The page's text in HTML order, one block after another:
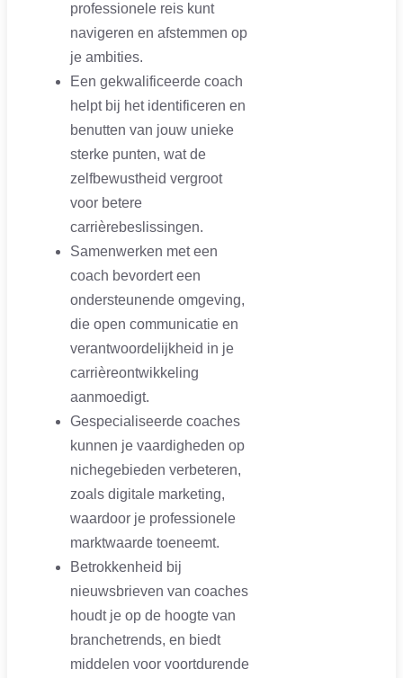
professionele reis kunt
navigeren en afstemmen op
je ambities.
Een gekwalificeerde coach
helpt bij het identificeren en
benutten van jouw unieke
sterke punten, wat de
zelfbewustheid vergroot
voor betere
carrièrebeslissingen.
Samenwerken met een
coach bevordert een
ondersteunende omgeving,
die open communicatie en
verantwoordelijkheid in je
carrièreontwikkeling
aanmoedigt.
Gespecialiseerde coaches
kunnen je vaardigheden op
nichegebieden verbeteren,
zoals digitale marketing,
waardoor je professionele
marktwaarde toeneemt.
Betrokkenheid bij
nieuwsbrieven van coaches
houdt je op de hoogte van
branchetrends, en biedt
middelen voor voortdurende